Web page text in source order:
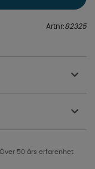
Artnr:82325
Över 50 års erfarenhet